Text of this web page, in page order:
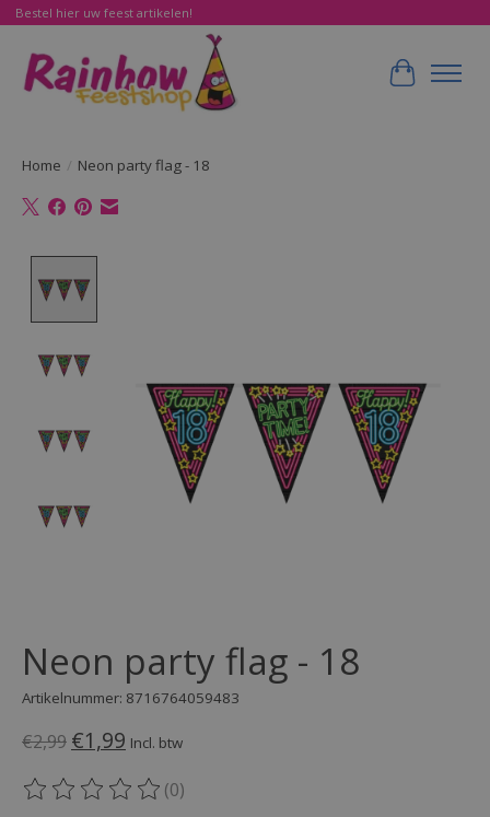
Bestel hier uw feest artikelen!
Home / Neon party flag - 18
Neon party flag - 18
Artikelnummer: 8716764059483
€2,99 €1,99 Incl. btw
De beoordeling van dit product is
(0)